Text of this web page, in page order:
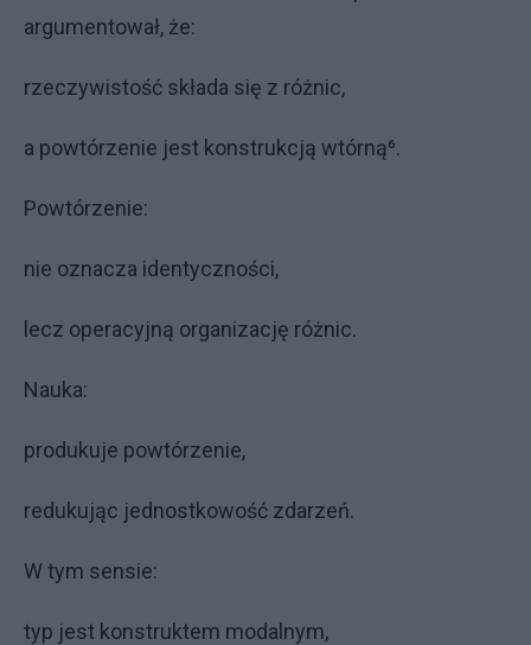
argumentował, że:
rzeczywistość składa się z różnic,
a powtórzenie jest konstrukcją wtórną⁶.
Powtórzenie:
nie oznacza identyczności,
lecz operacyjną organizację różnic.
Nauka:
produkuje powtórzenie,
redukując jednostkowość zdarzeń.
W tym sensie:
typ jest konstruktem modalnym,